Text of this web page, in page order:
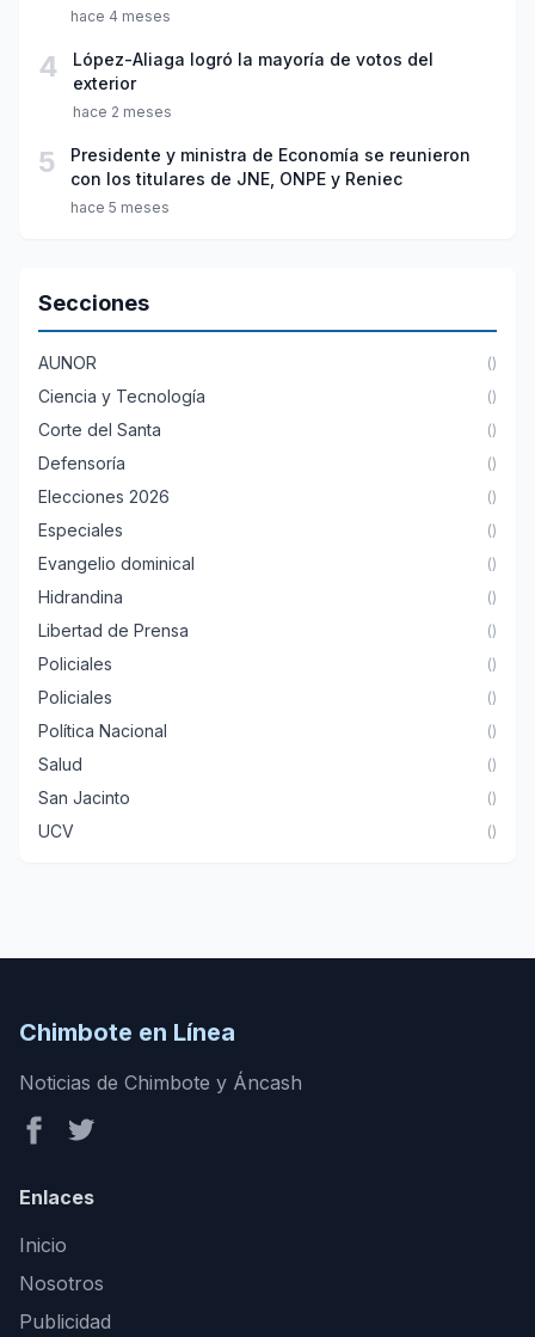
hace 4 meses
4
López-Aliaga logró la mayoría de votos del
exterior
hace 2 meses
5
Presidente y ministra de Economía se reunieron
con los titulares de JNE, ONPE y Reniec
hace 5 meses
Secciones
AUNOR ()
Ciencia y Tecnología ()
Corte del Santa ()
Defensoría ()
Elecciones 2026 ()
Especiales ()
Evangelio dominical ()
Hidrandina ()
Libertad de Prensa ()
Policiales ()
Policiales ()
Política Nacional ()
Salud ()
San Jacinto ()
UCV ()
Chimbote en Línea
Noticias de Chimbote y Áncash
Enlaces
Inicio
Nosotros
Publicidad